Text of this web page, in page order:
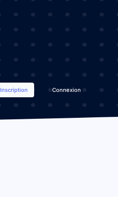
Inscription Connexion